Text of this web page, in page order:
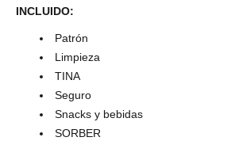
INCLUIDO:
Patrón
Limpieza
TINA
Seguro
Snacks y bebidas
SORBER